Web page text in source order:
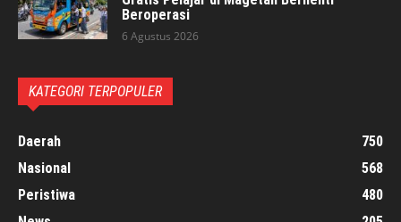
Beroperasi
6 Agustus 2026
KATEGORI TERPOPULER
Daerah
750
Nasional
568
Peristiwa
480